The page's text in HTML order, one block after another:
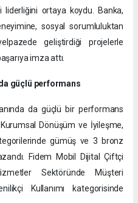
ortaya koydu. Banka,
sosyal sorumluluktan
geliştirdiği projelerle
imza attı.
güçlü performans
da güçlü bir performans
Dönüşüm ve İyileşme,
gümüş ve 3 bronz
Fidem Mobil Dijital Çiftçi
Sektöründe Müşteri
Kullanımı kategorisinde